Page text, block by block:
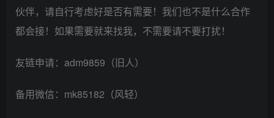
伙伴，请自行考虑好是否有需要！我们也不是什么合作
都会接！如果需要就来找我，不需要请不要打扰！
友链申请：adm9859（旧人）
备用微信：mk85182（风轻）